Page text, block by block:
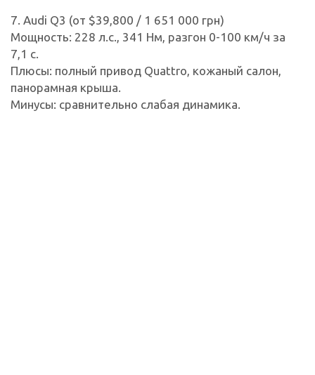
7. Audi Q3 (от $39,800 / 1 651 000 грн)
Мощность: 228 л.с., 341 Нм, разгон 0-100 км/ч за
7,1 с.
Плюсы: полный привод Quattro, кожаный салон,
панорамная крыша.
Минусы: сравнительно слабая динамика.